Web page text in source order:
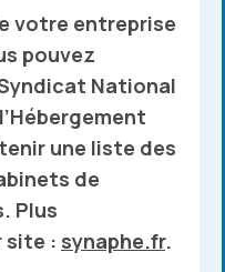
votre entreprise
pouvez
National
une liste des
de
Plus
site : synaphe.fr.